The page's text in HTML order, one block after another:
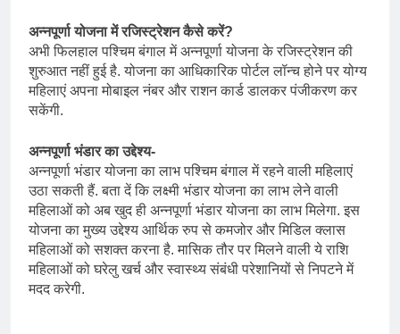
अन्नपूर्णा योजना में रजिस्ट्रेशन कैसे करें?
अभी फिलहाल पश्चिम बंगाल में अन्नपूर्णा योजना के रजिस्ट्रेशन की
शुरुआत नहीं हुई है. योजना का आधिकारिक पोर्टल लॉन्च होने पर योग्य
महिलाएं अपना मोबाइल नंबर और राशन कार्ड डालकर पंजीकरण कर
सकेंगी.
अन्नपूर्णा भंडार का उद्देश्य-
अन्नपूर्णा भंडार योजना का लाभ पश्चिम बंगाल में रहने वाली महिलाएं
उठा सकती हैं. बता दें कि लक्ष्मी भंडार योजना का लाभ लेने वाली
महिलाओं को अब खुद ही अन्नपूर्णा भंडार योजना का लाभ मिलेगा. इस
योजना का मुख्य उद्देश्य आर्थिक रुप से कमजोर और मिडिल क्लास
महिलाओं को सशक्त करना है. मासिक तौर पर मिलने वाली ये राशि
महिलाओं को घरेलु खर्च और स्वास्थ्य संबंधी परेशानियों से निपटने में
मदद करेगी.